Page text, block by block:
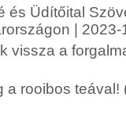
és Üdítőital
| 2023-
vissza a
a rooibos teával!